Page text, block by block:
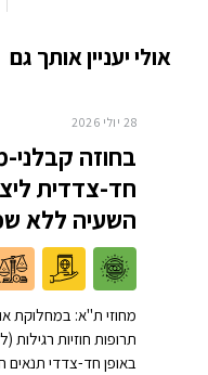
אולי יעניין אותך גם
28 יולי 2026
בחוזה
חד-צדדית
השעיה ללא
מחוזי ת"א: במחלוקת
תרופות חוזיות רגילות
באופן חד-צדדי